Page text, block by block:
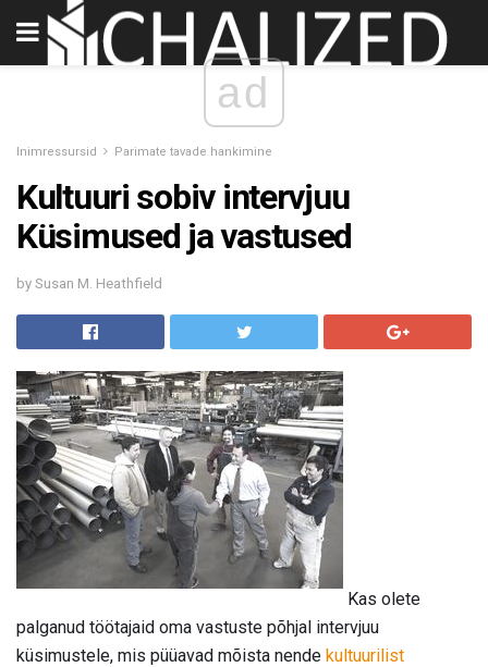
ad
Inimressursid Parimate tavade hankimine
Kultuuri sobiv intervjuu
Küsimused ja vastused
by Susan M. Heathfield
Kas olete
palganud töötajaid oma vastuste põhjal intervjuu
küsimustele, mis püüavad mõista nende kultuurilist